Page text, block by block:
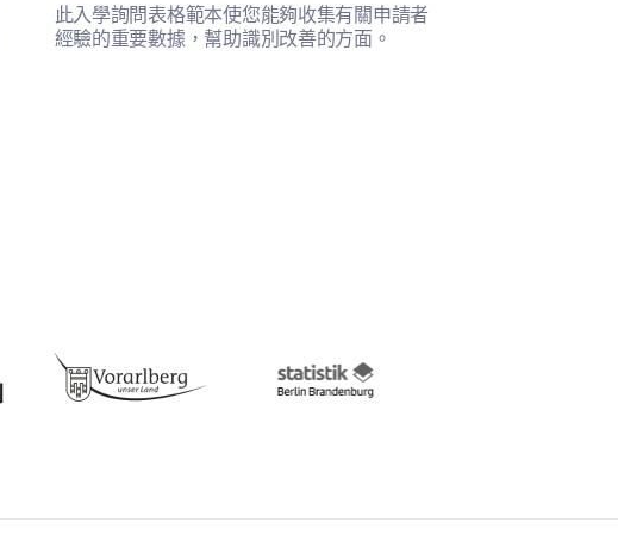
此入學詢問表格範本使您能夠收集有關申請者
經驗的重要數據，幫助識別改善的方面。